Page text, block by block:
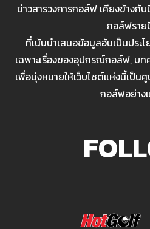
ข่าวสารวงการกอล์ฟ เคียงข้าง
กอล์ฟรา
ที่เน้นนำเสนอข้อมูลอันเป็นปร
เฉพาะเรื่องของอุปกรณ์กอล์ฟ, บท
เพื่อมุ่งหมายให้เว็บไซต์แห่งนี้เป็
กอล์ฟอย่าง